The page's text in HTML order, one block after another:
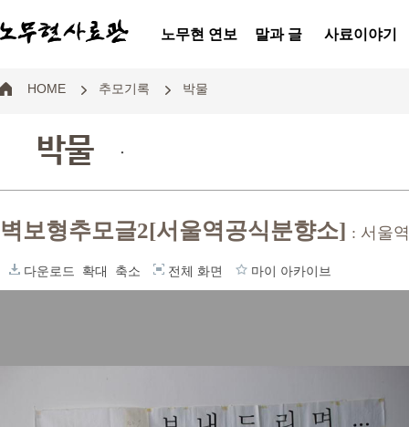
노무현 연보 말과 글 사료이야기
HOME 추모기록 박물
박물 .
벽보형추모글2[서울역공식분향소] : 서울
다운로드 확대 축소 전체 화면 마이 아카이브